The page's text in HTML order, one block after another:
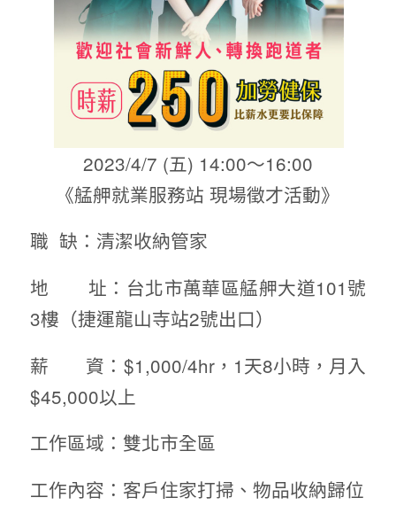
2023/4/7 (五) 14:00～16:00
《艋舺就業服務站 現場徵才活動》
職 缺：清潔收納管家
地 址：台北市萬華區艋舺大道101號
3樓（捷運龍山寺站2號出口）
薪 資：$1,000/4hr，1天8小時，月入
$45,000以上
工作區域：雙北市全區
工作內容：客戶住家打掃、物品收納歸位